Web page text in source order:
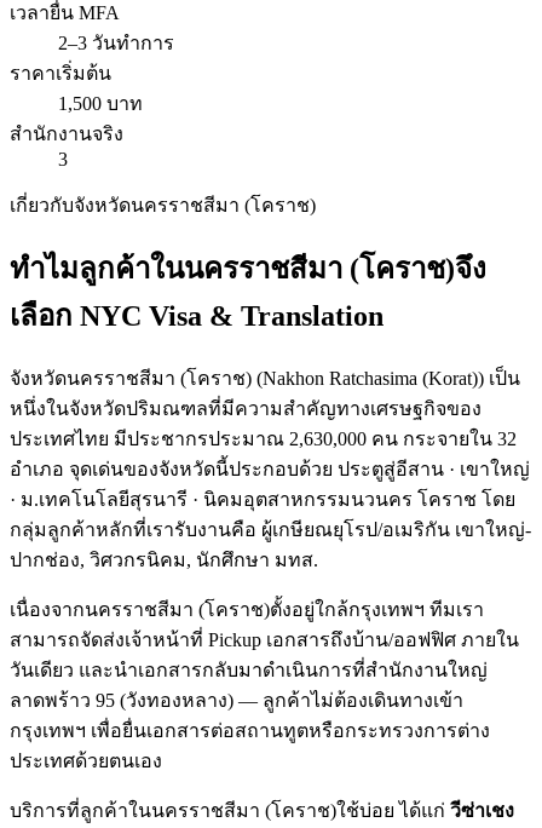
เวลายื่น MFA
2–3 วันทำการ
ราคาเริ่มต้น
1,500 บาท
สำนักงานจริง
3
เกี่ยวกับจังหวัดนครราชสีมา (โคราช)
ทำไมลูกค้าในนครราชสีมา (โคราช)จึง
เลือก NYC Visa & Translation
จังหวัดนครราชสีมา (โคราช) (Nakhon Ratchasima (Korat)) เป็น
หนึ่งในจังหวัดปริมณฑลที่มีความสำคัญทางเศรษฐกิจของ
ประเทศไทย มีประชากรประมาณ 2,630,000 คน กระจายใน 32
อำเภอ จุดเด่นของจังหวัดนี้ประกอบด้วย ประตูสู่อีสาน · เขาใหญ่
· ม.เทคโนโลยีสุรนารี · นิคมอุตสาหกรรมนวนคร โคราช โดย
กลุ่มลูกค้าหลักที่เรารับงานคือ ผู้เกษียณยุโรป/อเมริกัน เขาใหญ่-
ปากช่อง, วิศวกรนิคม, นักศึกษา มทส.
เนื่องจากนครราชสีมา (โคราช)ตั้งอยู่ใกล้กรุงเทพฯ ทีมเรา
สามารถจัดส่งเจ้าหน้าที่ Pickup เอกสารถึงบ้าน/ออฟฟิศ ภายใน
วันเดียว และนำเอกสารกลับมาดำเนินการที่สำนักงานใหญ่
ลาดพร้าว 95 (วังทองหลาง) — ลูกค้าไม่ต้องเดินทางเข้า
กรุงเทพฯ เพื่อยื่นเอกสารต่อสถานทูตหรือกระทรวงการต่าง
ประเทศด้วยตนเอง
บริการที่ลูกค้าในนครราชสีมา (โคราช)ใช้บ่อย ได้แก่ วีซ่าเชง